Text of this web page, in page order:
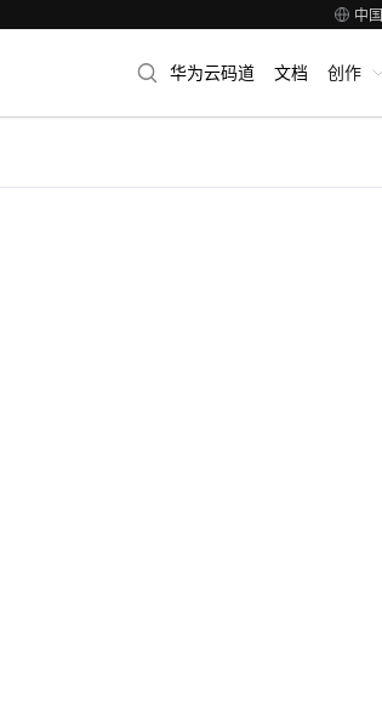
中
华为云码道 文档 创作